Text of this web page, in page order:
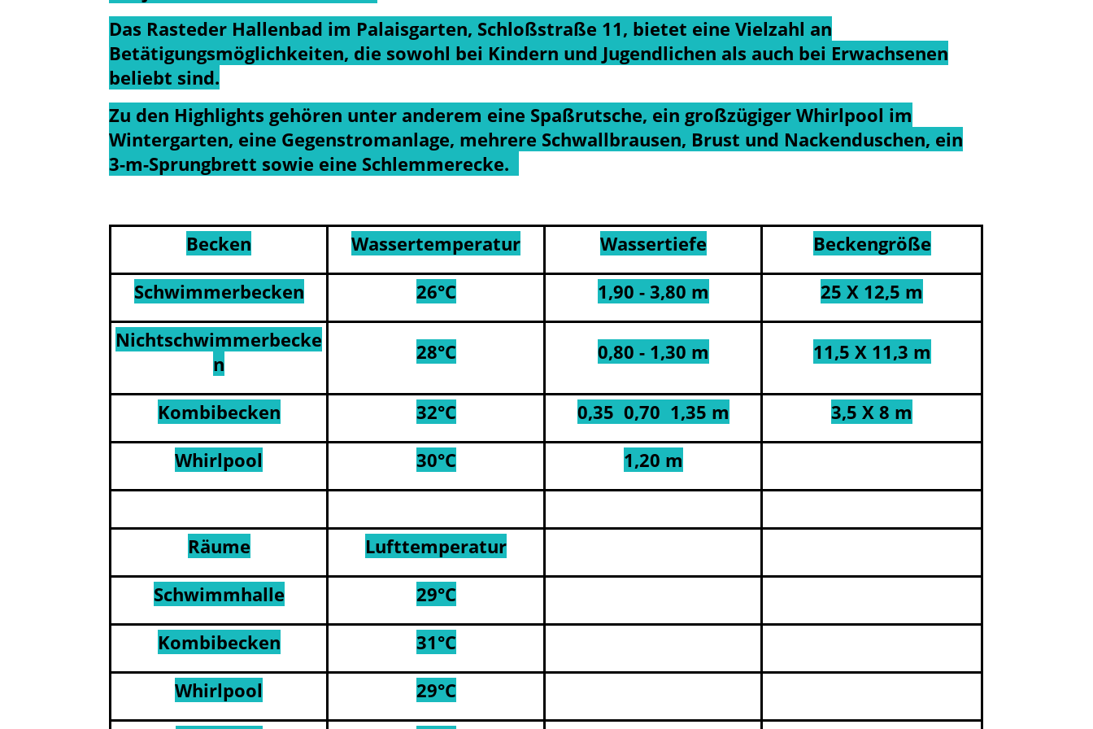
Das Rasteder Hallenbad im Palaisgarten, Schloßstraße 11, bietet eine Vielzahl an
Betätigungsmöglichkeiten, die sowohl bei Kindern und Jugendlichen als auch bei Erwachsenen
beliebt sind.
Zu den Highlights gehören unter anderem eine Spaßrutsche, ein großzügiger Whirlpool im
Wintergarten, eine Gegenstromanlage, mehrere Schwallbrausen, Brust und Nackenduschen, ein
3-m-Sprungbrett sowie eine Schlemmerecke.
Becken Wassertemperatur Wassertiefe
Beckengröße
Schwimmerbecken
26°C 1,90 - 3,80 m
25 X 12,5 m
Nichtschwimmerbecke
n
28°C 0,80 - 1,30 m 11,5 X 11,3 m
Kombibecken 32°C 0,35 0,70 1,35 m
3,5 X 8 m
Whirlpool
30°C 1,20 m
Räume
Lufttemperatur
Schwimmhalle
29°C
Kombibecken
31°C
Whirlpool
29°C